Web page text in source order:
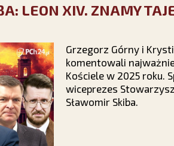
LEON XIV. ZNAMY
Grzegorz Górny i
komentowali
Kościele w 2025 roku.
wiceprezes
Sławomir Skiba.